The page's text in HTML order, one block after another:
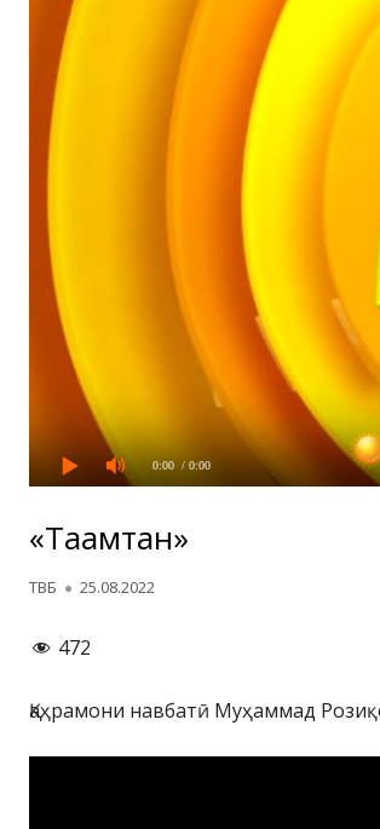
0:00 / 0:00
«Таҳамтан»
Автор
ТВБ Опубликовано
25.08.2022
472
Қаҳрамони навбатӣ Муҳаммад